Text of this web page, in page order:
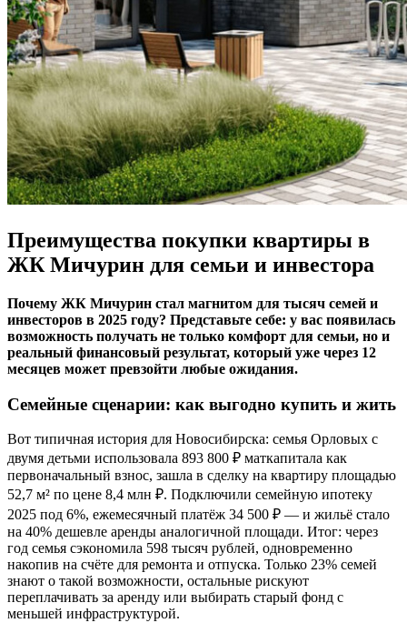
Преимущества покупки квартиры в
ЖК Мичурин для семьи и инвестора
Почему ЖК Мичурин стал магнитом для тысяч семей и
инвесторов в 2025 году? Представьте себе: у вас появилась
возможность получать не только комфорт для семьи, но и
реальный финансовый результат, который уже через 12
месяцев может превзойти любые ожидания.
Семейные сценарии: как выгодно купить и жить
Вот типичная история для Новосибирска: семья Орловых с
двумя детьми использовала 893 800 ₽ маткапитала как
первоначальный взнос, зашла в сделку на квартиру площадью
52,7 м² по цене 8,4 млн ₽. Подключили семейную ипотеку
2025 под 6%, ежемесячный платёж 34 500 ₽ — и жильё стало
на 40% дешевле аренды аналогичной площади. Итог: через
год семья сэкономила 598 тысяч рублей, одновременно
накопив на счёте для ремонта и отпуска. Только 23% семей
знают о такой возможности, остальные рискуют
переплачивать за аренду или выбирать старый фонд с
меньшей инфраструктурой.